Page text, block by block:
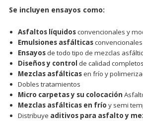
Se incluyen ensayos como:
Asfaltos líquidosconvencionales y
Emulsiones asfálticas
Ensayosde todo tipo de mezclas
Diseños y control de calidad completos
Mezclas asfálticasen frío y
Dobles tratamientos
Micro carpetas y su colocación
Mezclas asfálticas en frío y semi
Distribuye aditivos para asfalto y